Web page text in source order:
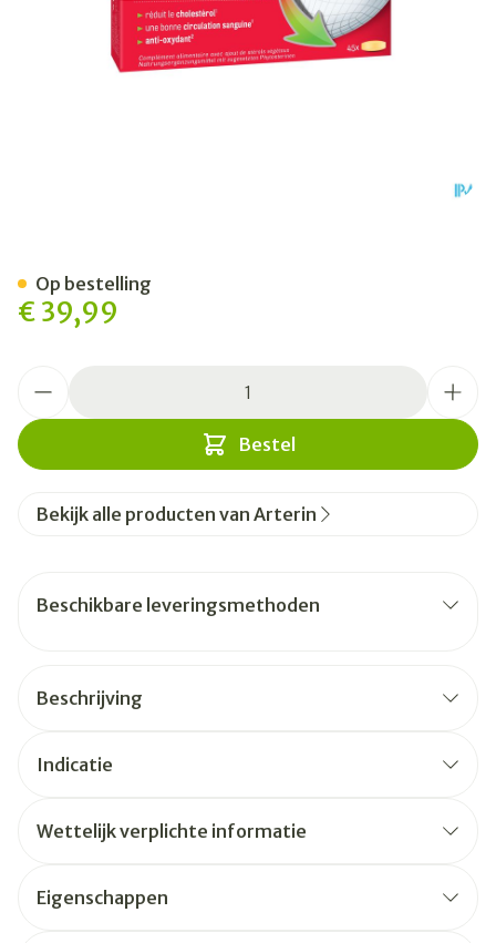
€ 39,99
Bestel
Op bestelling
Bekijk alle producten van Arterin
Beschikbare leveringsmethoden
Beschrijving
Indicatie
Wettelijk verplichte informatie
Eigenschappen